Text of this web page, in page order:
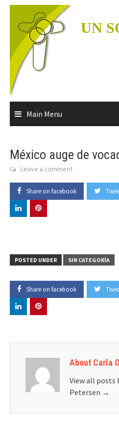
Skip
content
UN
Main Menu
México auge de
Leave a comment
Share on facebook
POSTED UNDER SIN CATEGORÍA
Share on facebook
About Carla
View all posts
Petersen →